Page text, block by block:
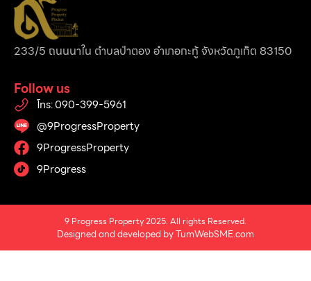
233/5 ถนนนาใน ตำบลป่าตอง อำเภอกะทู้ จังหวัดภูเก็ต 83150
Follow us
โทร: 090-399-5961
@9ProgressProperty
9ProgressProperty
9Progress
9 Progress Property 2025. All rights Reserved.
Designed and developed byTumWebSME.com